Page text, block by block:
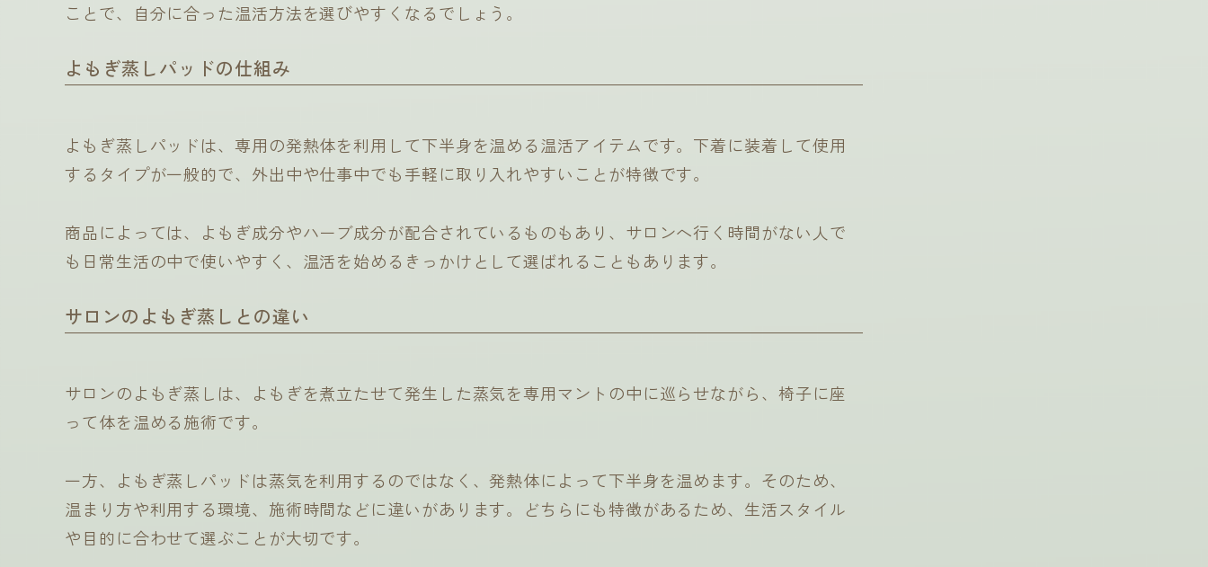
ことで、自分に合った温活方法を選びやすくなるでしょう。
よもぎ蒸しパッドの仕組み
よもぎ蒸しパッドは、専用の発熱体を利用して下半身を温める温活アイテムです。下着に装着して使用
するタイプが一般的で、外出中や仕事中でも手軽に取り入れやすいことが特徴です。
商品によっては、よもぎ成分やハーブ成分が配合されているものもあり、サロンへ行く時間がない人で
も日常生活の中で使いやすく、温活を始めるきっかけとして選ばれることもあります。
サロンのよもぎ蒸しとの違い
サロンのよもぎ蒸しは、よもぎを煮立たせて発生した蒸気を専用マントの中に巡らせながら、椅子に座
って体を温める施術です。
一方、よもぎ蒸しパッドは蒸気を利用するのではなく、発熱体によって下半身を温めます。そのため、
温まり方や利用する環境、施術時間などに違いがあります。どちらにも特徴があるため、生活スタイル
や目的に合わせて選ぶことが大切です。